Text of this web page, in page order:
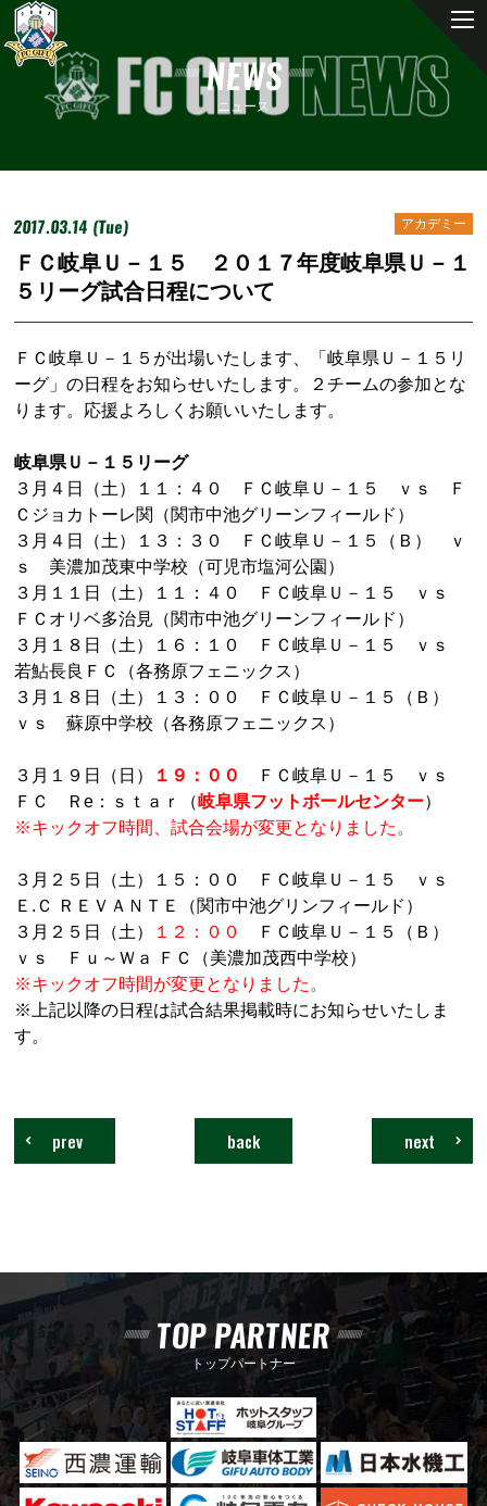
NEWS
ニュース
2017.03.14 (Tue) アカデミー
ＦＣ岐阜Ｕ－１５ ２０１７年度岐阜県Ｕ－１
５リーグ試合日程について
ＦＣ岐阜Ｕ－１５が出場いたします、「岐阜県Ｕ－１５リ
ーグ」の日程をお知らせいたします。２チームの参加とな
ります。応援よろしくお願いいたします。
岐阜県Ｕ－１５リーグ
３月４日（土）１１：４０ ＦＣ岐阜Ｕ－１５ ｖｓ Ｆ
Ｃジョカトーレ関（関市中池グリーンフィールド）
３月４日（土）１３：３０ ＦＣ岐阜Ｕ－１５（Ｂ） ｖ
ｓ 美濃加茂東中学校（可児市塩河公園）
３月１１日（土）１１：４０ ＦＣ岐阜Ｕ－１５ ｖｓ
ＦＣオリベ多治見（関市中池グリーンフィールド）
３月１８日（土）１６：１０ ＦＣ岐阜Ｕ－１５ ｖｓ
若鮎長良ＦＣ（各務原フェニックス）
３月１８日（土）１３：００ ＦＣ岐阜Ｕ－１５（Ｂ）
ｖｓ 蘇原中学校（各務原フェニックス）
３月１９日（日） １９：００
ＦＣ岐阜Ｕ－１５ ｖｓ
ＦＣ Ｒe：ｓｔａｒ（岐阜県フットボールセンター）
※キックオフ時間、試合会場が変更となりました。
３月２５日（土）１５：００ ＦＣ岐阜Ｕ－１５ ｖｓ
Ｅ.Ｃ ＲＥＶＡＮＴＥ（関市中池グリンフィールド）
３月２５日（土）
１２：００
ＦＣ岐阜Ｕ－１５（Ｂ）
ｖｓ Ｆｕ～Ｗａ ＦＣ（美濃加茂西中学校）
※キックオフ時間が変更となりました。
※上記以降の日程は試合結果掲載時にお知らせいたしま
す。
next
back
prev
TOP PARTNER
トップパートナー